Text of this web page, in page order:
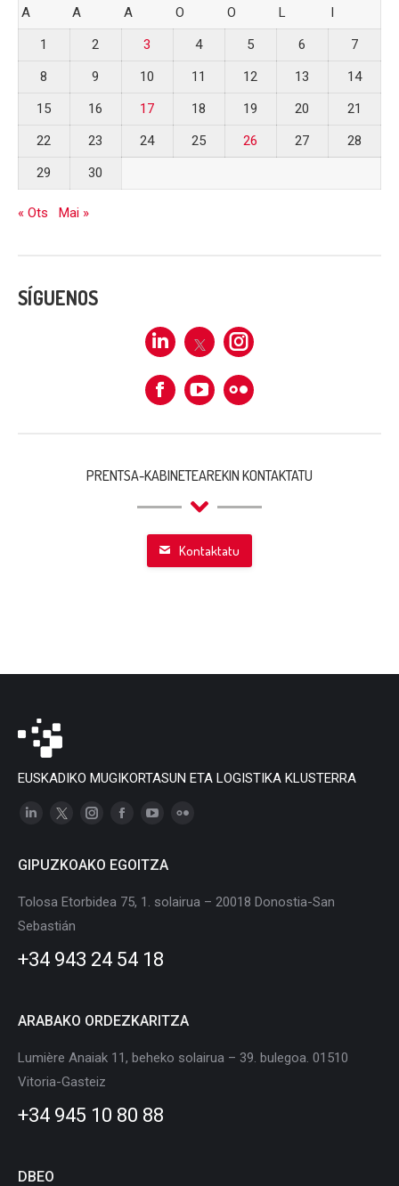
A
A A O O L
I
1
2 3 4 5 6
7
8
9 10 11 12 13
14
15
16 17 18 19 20
21
22
23 24 25 26 27
28
29
30
« Ots Mai »
SÍGUENOS
Linkedin
X Instagram
FacebookFlickr
PRENTSA-KABINETEAREKIN KONTAKTATU
Kontaktatu
EUSKADIKO MUGIKORTASUN ETA LOGISTIKA KLUSTERRA
Linkedin
opens
in
X
opens
in
Instagram
opens
in
opens
in
opens
GIPUZKOAKO EGOITZA
Tolosa Etorbidea 75, 1. solairua – 20018 Donostia-San
Sebastián
+34 943 24 54 18
ARABAKO ORDEZKARITZA
Lumière Anaiak 11, beheko solairua – 39. bulegoa. 01510
Vitoria-Gasteiz
+34 945 10 80 88
DBEO